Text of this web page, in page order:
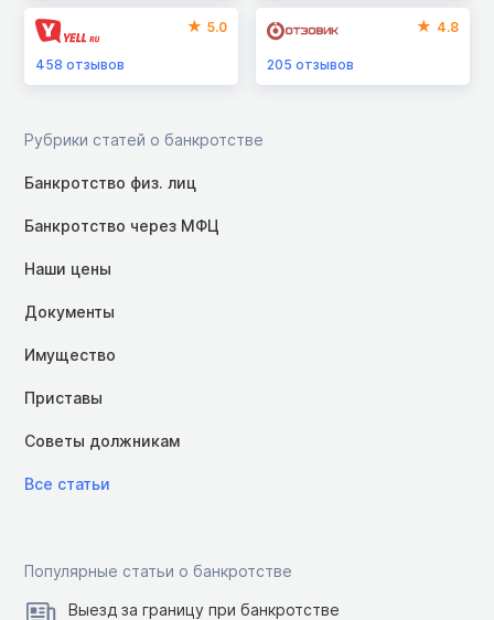
5.0
458 отзывов
4.8
205отзывов
Рубрики статей о банкротстве
Банкротство физ. лиц
Банкротство через МФЦ
Наши цены
Документы
Имущество
Приставы
Советы должникам
Все статьи
Популярные статьи о банкротстве
Выезд за границу при банкротстве